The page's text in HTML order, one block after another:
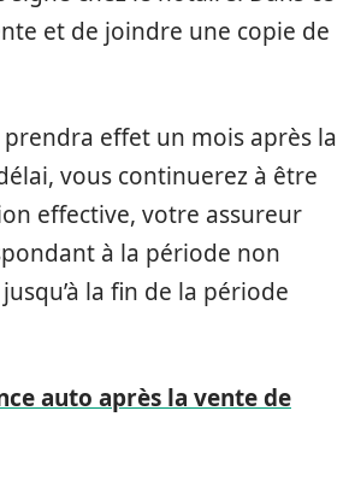
et de joindre une copie de
effet un mois après la
vous continuerez à être
effective, votre assureur
à la période non
la fin de la période
auto après la vente de